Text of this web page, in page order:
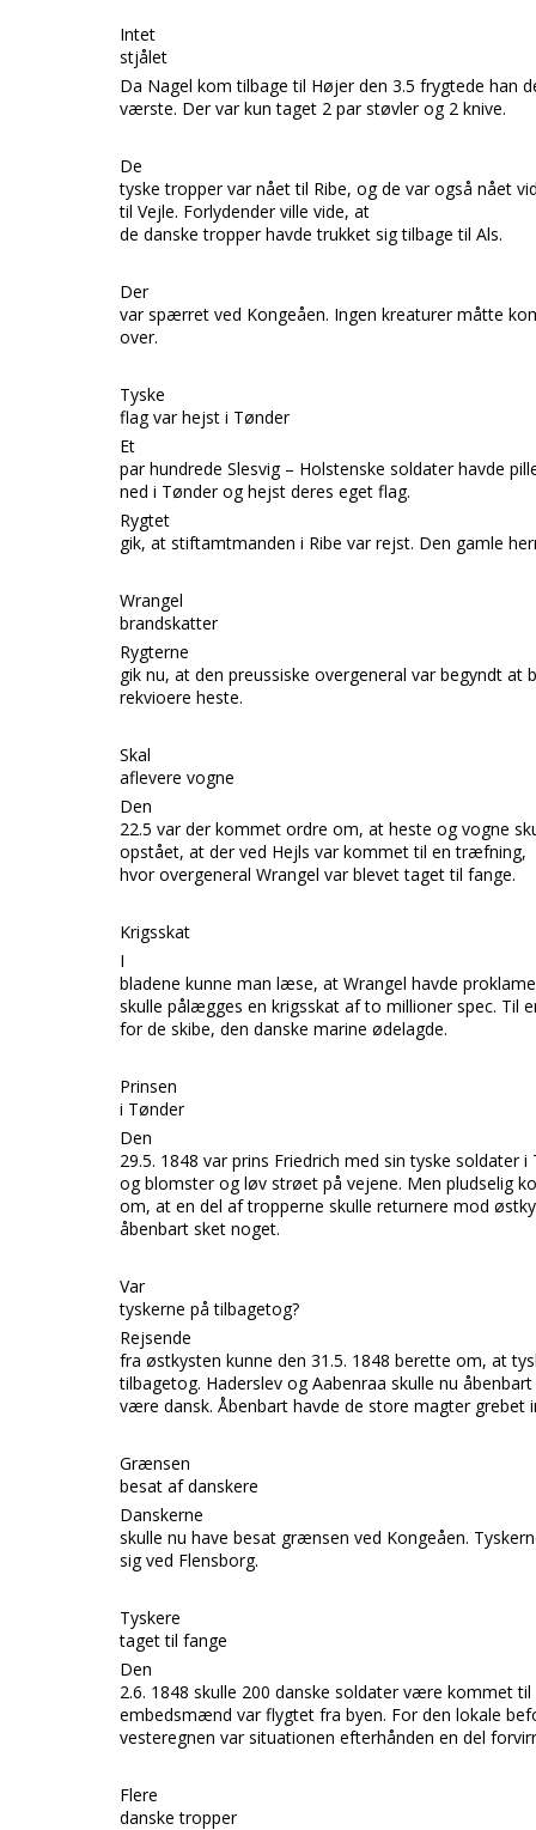
Intet
stjålet
Da Nagel kom tilbage til Højerden 3.5 frygtede han
værste. Der var kun taget 2 par støvler og 2 knive.
De
tyske tropper var nået til Ribe, og de var også nået
til Vejle. Forlydender ville vide, at
de danske tropper havde trukket sig tilbage til Als.
Der
var spærret ved Kongeåen. Ingen kreaturer måtte
over.
Tyske
flag var hejst i Tønder
Et
par hundrede Slesvig – Holstenske soldater havde
ned i Tønderog hejst deres eget flag.
Rygtet
gik, at stiftamtmanden i Ribe var rejst. Den gamle
Wrangel
brandskatter
Rygterne
gik nu, at den preussiske overgeneral var begyndt at
rekvioere heste.
Skal
aflevere vogne
Den
22.5 var der kommet ordre om, at heste og vogne
opstået, at der ved Hejls var kommet til en træfning,
hvor overgeneral Wrangel var blevet taget til fange.
Krigsskat
I
bladene kunne man læse, at Wrangel havde
skulle pålægges en krigsskat af to millioner spec. Til
for de skibe, den danske marine ødelagde.
Prinsen
i Tønder
Den
29.5. 1848 varprins Friedrich med sin tyske soldater i
og blomster og løv strøet på vejene. Men pludselig
om, at en del af tropperne skulle returnere mod
åbenbart sket noget.
Var
tyskerne på tilbagetog?
Rejsende
fra østkysten kunne den 31.5. 1848 berette om, at
tilbagetog. Haderslev ogAabenraa skulle nu
være dansk. Åbenbart havde de store magter grebet
Grænsen
besat af danskere
Danskerne
skulle nu have besat grænsen ved Kongeåen.
sig ved Flensborg.
Tyskere
taget til fange
Den
2.6. 1848 skulle 200 danske soldater være kommet til
embedsmænd var flygtet fra byen. For den lokale
vesteregnen var situationen efterhånden en del
Flere
danske tropper